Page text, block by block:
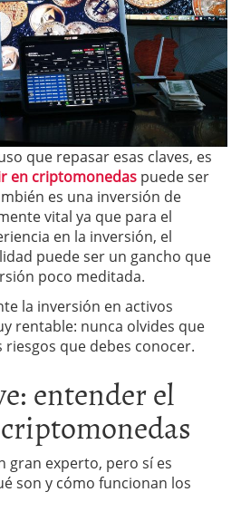
que repasar esas claves, es
en criptomonedas puede ser
es una inversión de
vital ya que para el
en la inversión, el
puede ser un gancho que
poco meditada.
la inversión en activos
rentable: nunca olvides que
que debes conocer.
entender el
gran experto, pero sí es
son y cómo funcionan los